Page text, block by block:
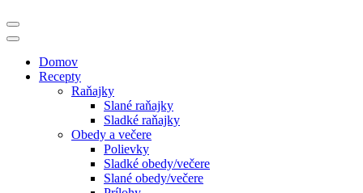
Domov
Recepty
Raňajky
Slané raňajky
Sladké raňajky
Obedy a večere
Polievky
Sladké obedy/večere
Slané obedy/večere